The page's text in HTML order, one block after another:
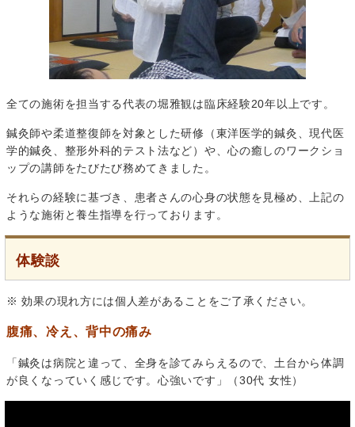
全ての施術を担当する代表の堀雅観は臨床経験20年以上です。
鍼灸師や柔道整復師を対象とした研修（東洋医学的鍼灸、現代医
学的鍼灸、整形外科的テスト法など）や、心の癒しのワークショ
ップの講師をたびたび務めてきました。
それらの経験に基づき、患者さんの心身の状態を見極め、上記の
ような施術と養生指導を行っております。
体験談
※ 効果の現れ方には個人差があることをご了承ください。
腹痛、冷え、背中の痛み
「鍼灸は病院と違って、全身を診てみらえるので、土台から体調
が良くなっていく感じです。心強いです」（30代 女性）